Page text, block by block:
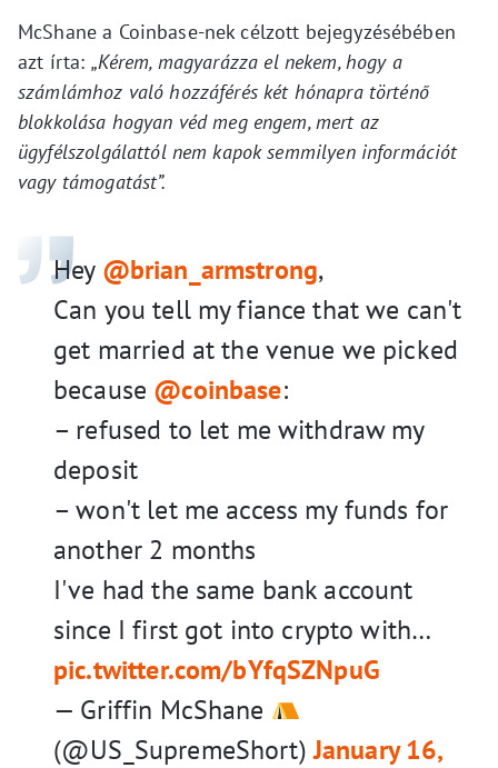
McShane a Coinbase-nek célzott bejegyzésébében
azt írta: „Kérem, magyarázza el nekem, hogy a
számlámhoz való hozzáférés két hónapra történő
blokkolása hogyan véd meg engem, mert az
ügyfélszolgálattól nem kapok semmilyen információt
vagy támogatást”.
Hey @brian_armstrong,
Can you tell my fiance that we can't
get married at the venue we picked
because @coinbase:
– refused to let me withdraw my
deposit
– won't let me access my funds for
another 2 months
I've had the same bank account
since I first got into crypto with…
pic.twitter.com/bYfqSZNpuG
— Griffin McShane
(@US_SupremeShort)January 16,